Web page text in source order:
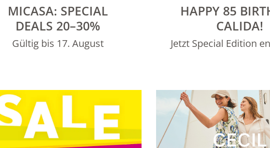
MICASA: SPECIAL
DEALS 20–30%
Gültig bis 17. August
HAPPY 85
CALIDA!
Jetzt Special Edition